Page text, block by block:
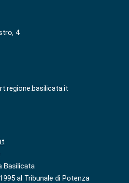
4
Basilicata
al Tribunale di Potenza